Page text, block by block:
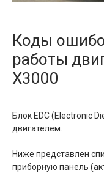
Коды
работы
X3000
Блок EDC (Electronic
двигателем.
Ниже представлен
приборную панель